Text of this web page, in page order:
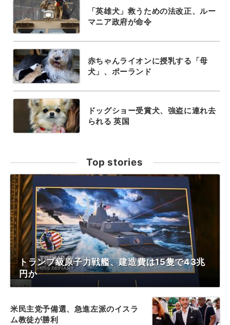
「英雄犬」救うための法改正、ルー
マニア政府が命令
赤ちゃんライオンに授乳する「母
犬」、ポーランド
ドッグショー受賞犬、強盗に連れ去
られる 英国
Top stories
トランプ級原子力戦艦、建造費は15隻で43兆
円か
米民主党予備選、急進左派のイスラ
ム教徒が勝利